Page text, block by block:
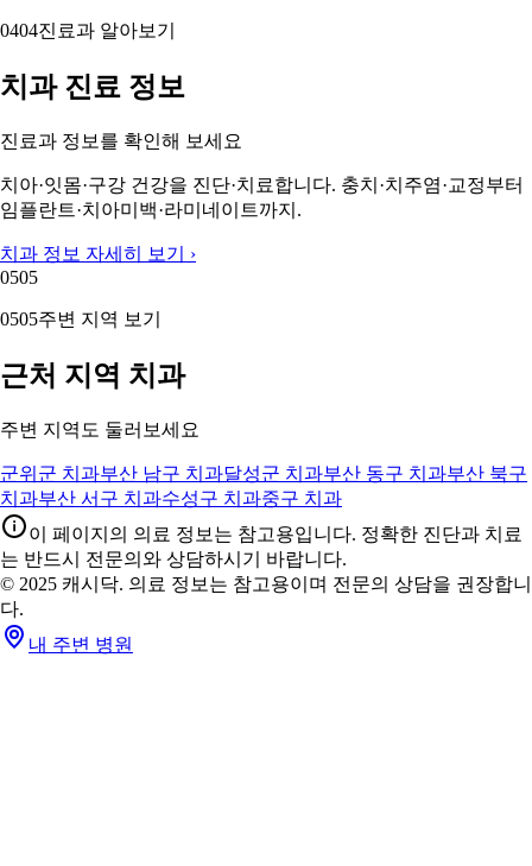
0404진료과 알아보기
치과 진료 정보
진료과 정보를 확인해 보세요
치아·잇몸·구강 건강을 진단·치료합니다. 충치·치주염·교정부터
임플란트·치아미백·라미네이트까지.
치과 정보 자세히 보기 ›
0505
0505주변 지역 보기
근처 지역 치과
주변 지역도 둘러보세요
군위군 치과부산 남구 치과달성군 치과부산 동구 치과부산 북구
치과부산 서구 치과수성구 치과중구 치과
이 페이지의 의료 정보는 참고용입니다. 정확한 진단과 치료
는 반드시 전문의와 상담하시기 바랍니다.
© 2025 캐시닥. 의료 정보는 참고용이며 전문의 상담을 권장합니
다.
내 주변 병원